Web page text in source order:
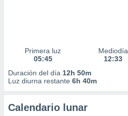
Primera luz
05:45
Mediodía
12:33
Duración del día 12h 50m
Luz diurna restante 6h 40m
Calendario lunar